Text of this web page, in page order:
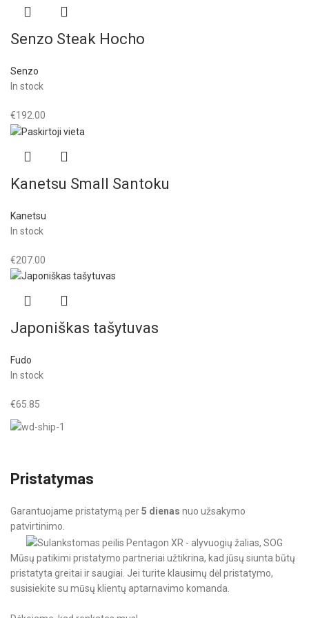
Senzo Steak Hocho
Senzo
In stock
€192.00
Kanetsu Small Santoku
Kanetsu
In stock
€207.00
Japoniškas tašytuvas
Fudo
In stock
€65.85
Pristatymas
Garantuojame pristatymą per5 dienas nuo užsakymo
patvirtinimo.
Mūsų patikimi pristatymo partneriai užtikrina, kad jūsų siunta būtų
pristatyta greitai ir saugiai. Jei turite klausimų dėl pristatymo,
susisiekite su mūsų klientų aptarnavimo komanda.